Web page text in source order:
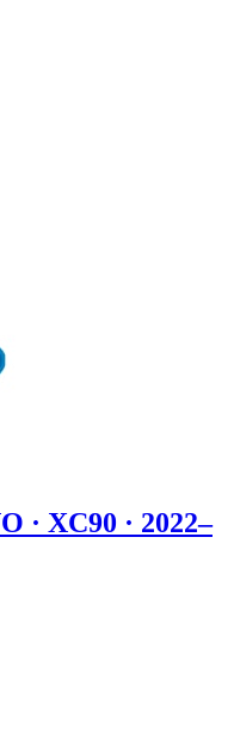
· XC90 · 2022–